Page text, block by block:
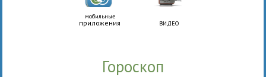
мобильные
приложения ВИДЕО
Гороскоп